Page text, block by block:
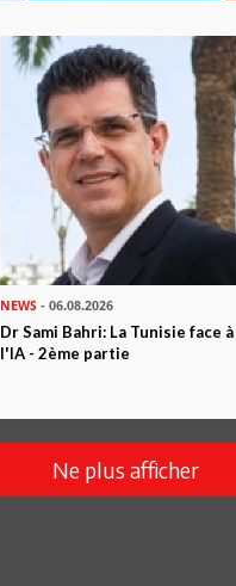
NEWS - 06.08.2026
Dr Sami Bahri: La Tunisie face à
l'IA - 2ème partie
Ne plus afficher